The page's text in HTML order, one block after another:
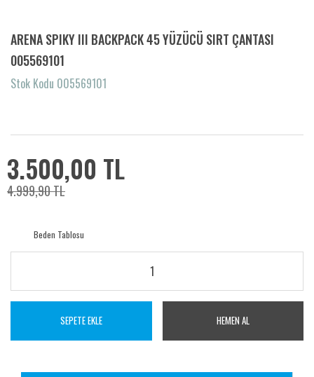
ARENA SPIKY III BACKPACK 45 YÜZÜCÜ SIRT ÇANTASI
005569101
Stok Kodu 005569101
3.500,00 TL
4.999,90 TL
Beden Tablosu
SEPETE EKLE HEMEN AL